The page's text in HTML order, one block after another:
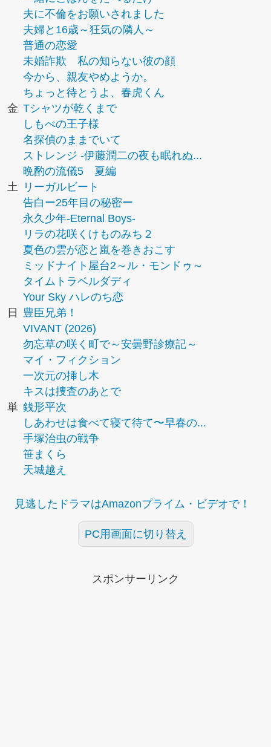
夫に不倫をお願いされました
夫婦と16歳～狂気の隣人～
普通の恋愛
未婚詐欺 私の知らない彼の顔
今から、親友やめようか。
ちょっと待とうよ、春虎くん
金 Tシャツが乾くまで
しもべの王子様
名探偵のままでいて
ストレンジ -伊藤潤二の夜も眠れぬ...
晩酌の流儀5 夏編
土
リーガルビート
告白ー25年目の秘密ー
永久少年-Eternal Boys-
リラの花咲くけものみち２
夏色の雲が恋と嵐を巻きおこす
ミッドナイト屋台2～ル・モンドゥ～
タイムトラベルダディ
Your Sky ハレのち恋
日
豊臣兄弟！
VIVANT (2026)
勿忘草の咲く町で～安曇野診療記～
マイ・フィクション
一次元の挿し木
キスは捜査のあとで
単 銭形平次
しあわせは食べて寝て待て〜早春の...
手塚治虫の戦争
笹まくら
天城越え
見逃したドラマはAmazonプライム・ビデオで！
PC用画面に切り替え
スポンサーリンク